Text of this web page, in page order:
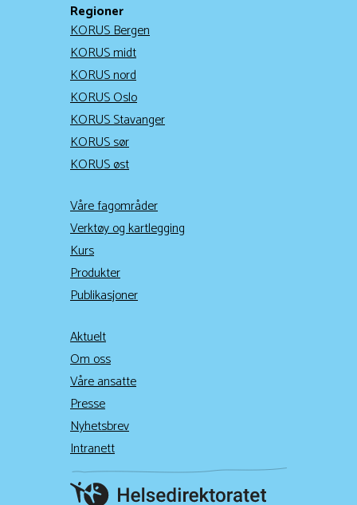
Regioner
KORUS Bergen
KORUS midt
KORUS nord
KORUS Oslo
KORUS Stavanger
KORUS sør
KORUS øst
Våre fagområder
Verktøy og kartlegging
Kurs
Produkter
Publikasjoner
Aktuelt
Om oss
Våre ansatte
Presse
Nyhetsbrev
Intranett